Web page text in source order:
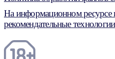
На информационном ресурсе
рекомендательные технологии